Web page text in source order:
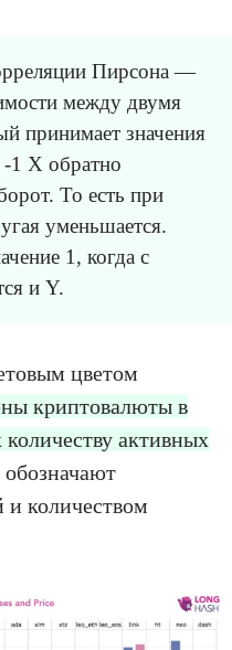
Пирсона —
между двумя
принимает значения
1 X обратно
То есть при
уменьшается.
1, когда с
и Y.
цветом
криптовалюты в
активных
количеством